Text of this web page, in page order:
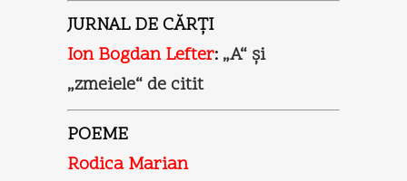
JURNAL DE CĂRŢI
Ion Bogdan Lefter: „A“ şi
„zmeiele“ de citit
POEME
Rodica Marian